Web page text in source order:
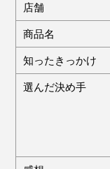
店舗
商品名
知ったきっかけ
選んだ決め手